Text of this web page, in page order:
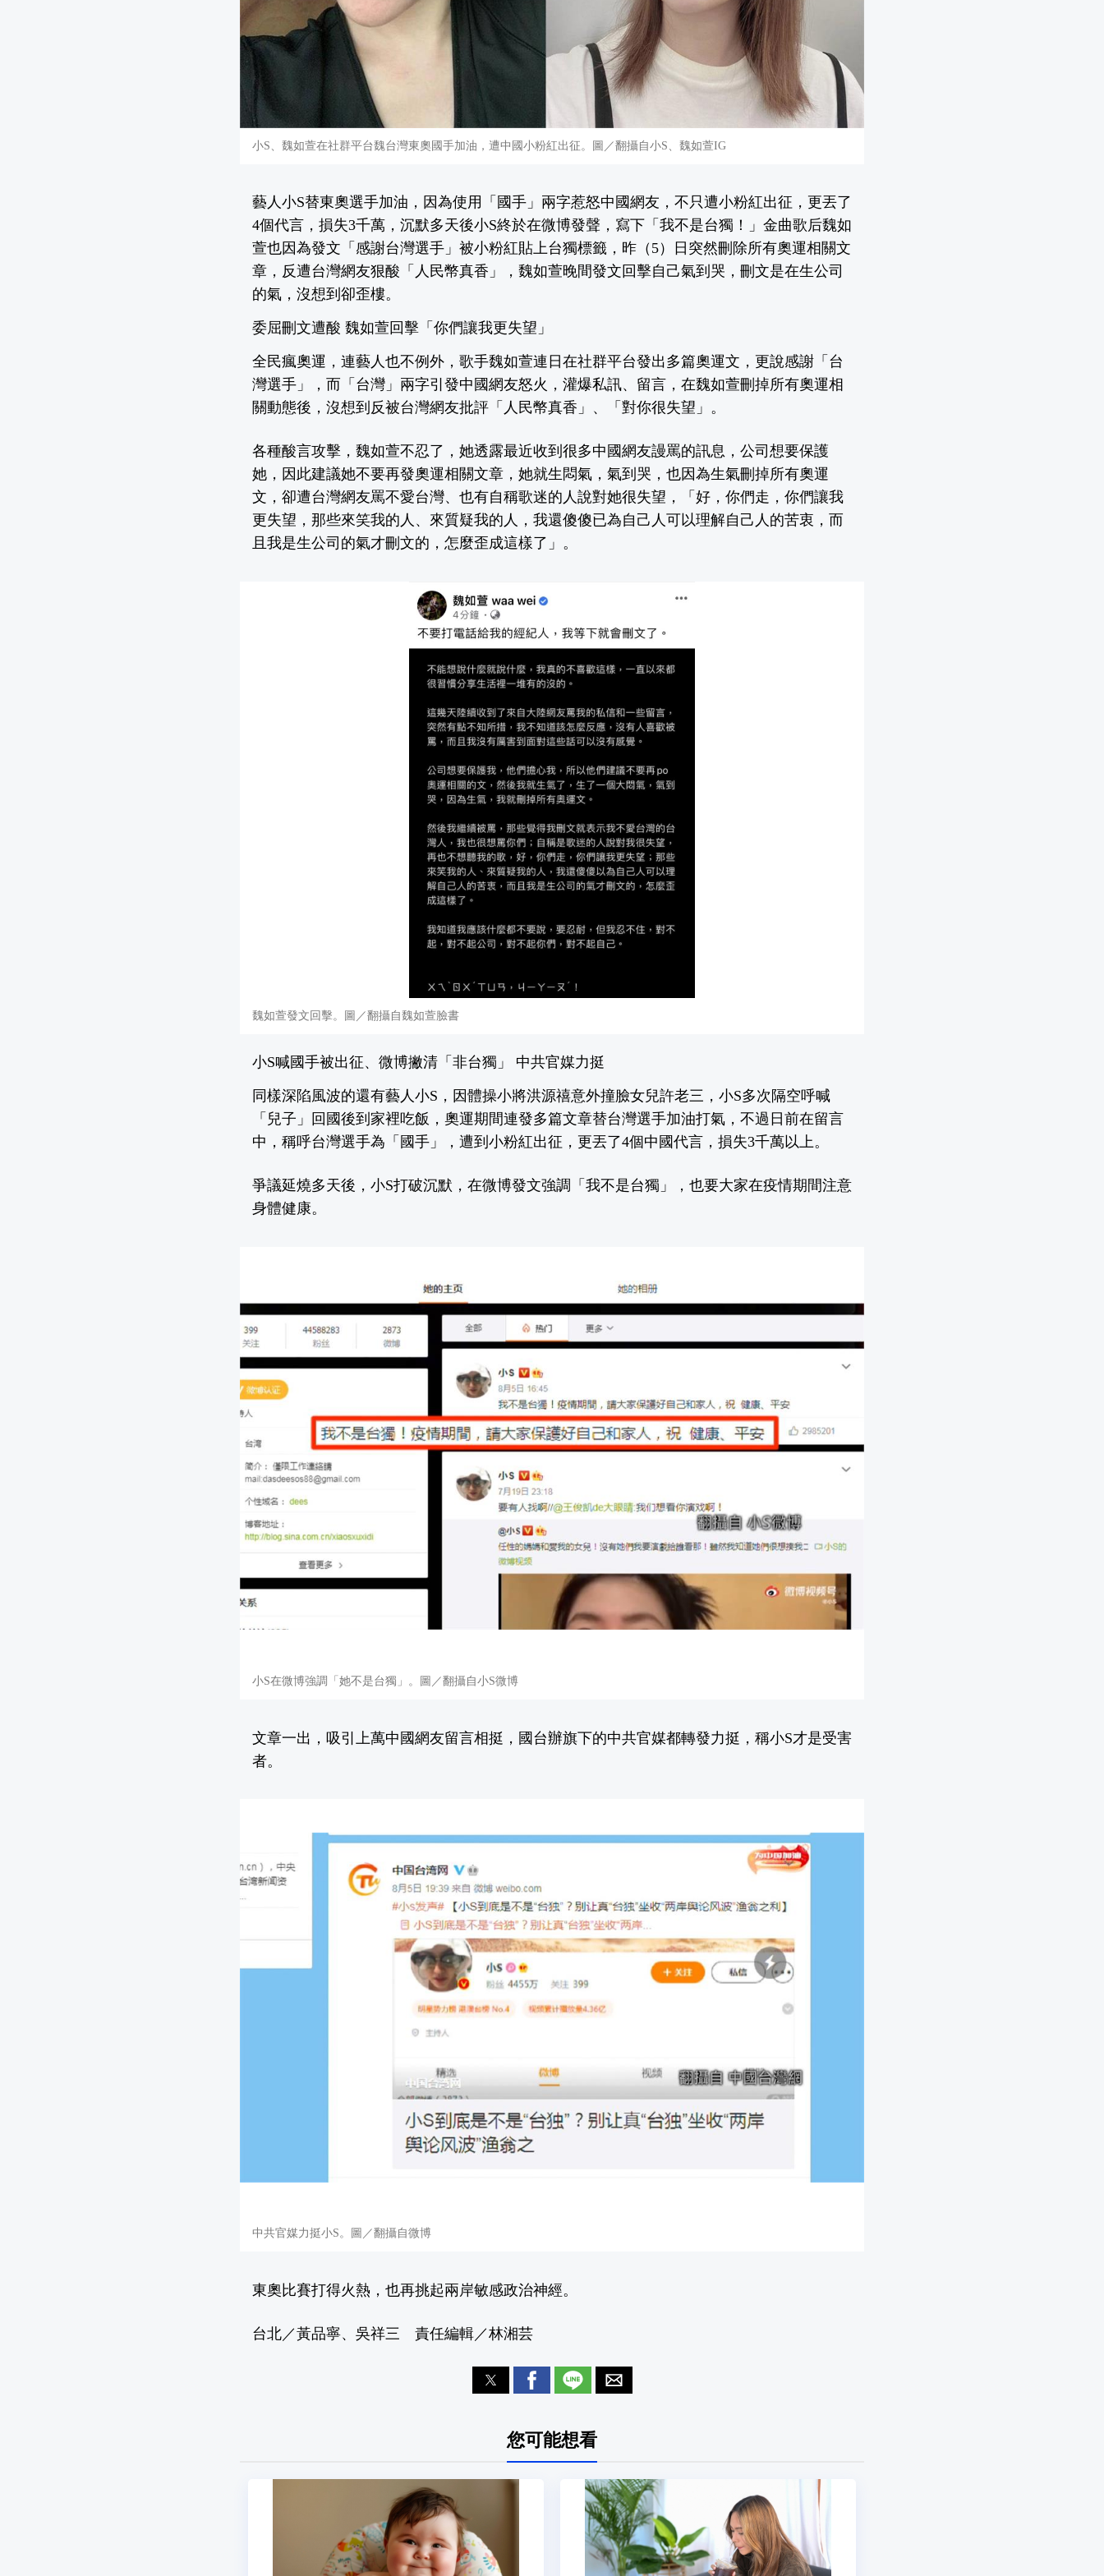
小S、魏如萱在社群平台魏台灣東奧國手加油，遭中國小粉紅出征。圖／翻攝自小S、魏如萱IG
藝人小S替東奧選手加油，因為使用「國手」兩字惹怒中國網友，不只遭小粉紅出征，更丟了
4個代言，損失3千萬，沉默多天後小S終於在微博發聲，寫下「我不是台獨！」金曲歌后魏如
萱也因為發文「感謝台灣選手」被小粉紅貼上台獨標籤，昨（5）日突然刪除所有奧運相關文
章，反遭台灣網友狠酸「人民幣真香」，魏如萱晚間發文回擊自己氣到哭，刪文是在生公司
的氣，沒想到卻歪樓。
委屈刪文遭酸 魏如萱回擊「你們讓我更失望」
全民瘋奧運，連藝人也不例外，歌手魏如萱連日在社群平台發出多篇奧運文，更說感謝「台
灣選手」，而「台灣」兩字引發中國網友怒火，灌爆私訊、留言，在魏如萱刪掉所有奧運相
關動態後，沒想到反被台灣網友批評「人民幣真香」、「對你很失望」。
各種酸言攻擊，魏如萱不忍了，她透露最近收到很多中國網友謾罵的訊息，公司想要保護
她，因此建議她不要再發奧運相關文章，她就生悶氣，氣到哭，也因為生氣刪掉所有奧運
文，卻遭台灣網友罵不愛台灣、也有自稱歌迷的人說對她很失望，「好，你們走，你們讓我
更失望，那些來笑我的人、來質疑我的人，我還傻傻已為自己人可以理解自己人的苦衷，而
且我是生公司的氣才刪文的，怎麼歪成這樣了」。
魏如萱發文回擊。圖／翻攝自魏如萱臉書
小S喊國手被出征、微博撇清「非台獨」 中共官媒力挺
同樣深陷風波的還有藝人小S，因體操小將洪源禧意外撞臉女兒許老三，小S多次隔空呼喊
「兒子」回國後到家裡吃飯，奧運期間連發多篇文章替台灣選手加油打氣，不過日前在留言
中，稱呼台灣選手為「國手」，遭到小粉紅出征，更丟了4個中國代言，損失3千萬以上。
爭議延燒多天後，小S打破沉默，在微博發文強調「我不是台獨」，也要大家在疫情期間注意
身體健康。
小S在微博強調「她不是台獨」。圖／翻攝自小S微博
文章一出，吸引上萬中國網友留言相挺，國台辦旗下的中共官媒都轉發力挺，稱小S才是受害
者。
中共官媒力挺小S。圖／翻攝自微博
東奧比賽打得火熱，也再挑起兩岸敏感政治神經。
台北／黃品寧、吳祥三 責任編輯／林湘芸
您可能想看